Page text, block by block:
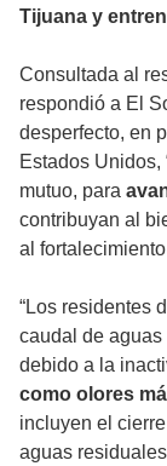
Tijuana y
Consultada al
respondió a El
desperfecto, en
Estados Unidos,
mutuo, para
contribuyan al
al
“Los residentes
caudal de
debido a la
como olores
incluyen el
aguas